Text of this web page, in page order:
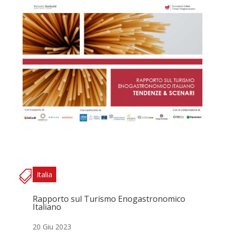
Italia
Rapporto sul Turismo Enogastronomico
Italiano
20 Giu 2023